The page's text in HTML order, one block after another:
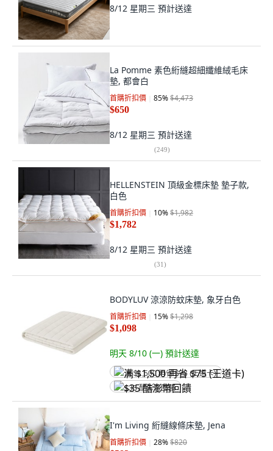
8/12 星期三 預計送達
La Pomme 素色絎縫超細纖維絨毛床
墊, 都會白
首購折扣價 85%$4,473
$650
8/12 星期三 預計送達
(249)
HELLENSTEIN 頂級金標床墊 墊子款,
白色
首購折扣價 10%$1,982
$1,782
8/12 星期三 預計送達
(31)
BODYLUV 涼涼防蚊床墊, 象牙白色
首購折扣價 15%$1,298
$1,098
明天 8/10 (一) 預計送達
满 $1,500 再省 $75 (王道卡)
$35 酷澎幣回饋
I'm Living 絎縫線條床墊, Jena
首購折扣價 28%$820